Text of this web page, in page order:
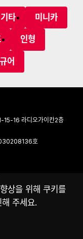
기타 미니카
인형
어
15-16 라디오가이칸2층
호
상을 위해 쿠키를
주세요.